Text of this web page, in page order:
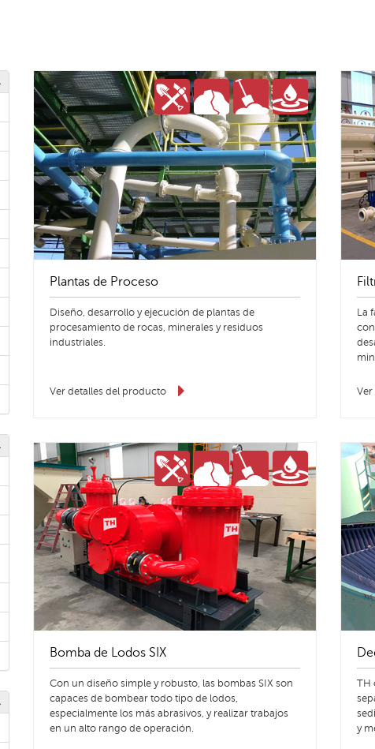
Plantas de Proceso
Diseño, desarrollo y ejecución de plantas de
procesamiento de rocas, minerales y residuos
industriales.
Ver detalles del producto
La
Bomba de Lodos SIX
Con un diseño simple y robusto, las bombas SIX son
capaces de bombear todo tipo de lodos,
especialmente los más abrasivos, y realizar trabajos
en un alto rango de operación.
TH
y